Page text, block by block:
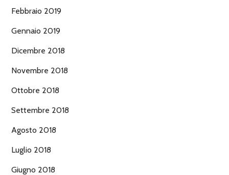
Febbraio 2019
Gennaio 2019
Dicembre 2018
Novembre 2018
Ottobre 2018
Settembre 2018
Agosto 2018
Luglio 2018
Giugno 2018